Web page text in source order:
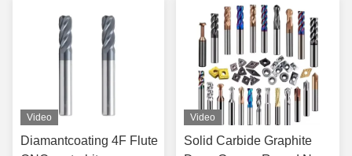
Video
Diamantcoating 4F Flute
Video
Solid Carbide Graphite